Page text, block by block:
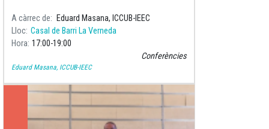
A càrrec de
Eduard Masana, ICCUB-IEEC
Lloc Casal de Barri La Verneda
Hora 17:00 19:00
Conferències
Eduard Masana, ICCUB-IEEC